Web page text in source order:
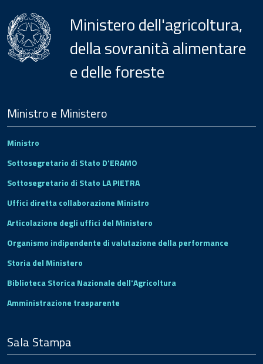
Ministero dell'agricoltura,
della sovranità alimentare
e delle foreste
Footer
Ministro e Ministero
Ministro
Sottosegretario di Stato D'ERAMO
Sottosegretario di Stato LA PIETRA
Uffici diretta collaborazione Ministro
Articolazione degli uffici del Ministero
Organismo indipendente di valutazione della performance
Storia del Ministero
Biblioteca Storica Nazionale dell'Agricoltura
Amministrazione trasparente
Sala Stampa